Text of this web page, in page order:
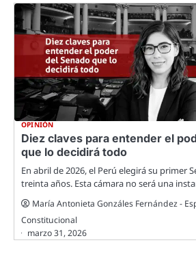
OPINIÓN
Diez claves para entender el
que lo decidirá todo
En abril de 2026, el Perú elegirá su primer
treinta años. Esta cámara no será una
María Antonieta Gonzáles Fernández -
Constitucional
marzo 31, 2026